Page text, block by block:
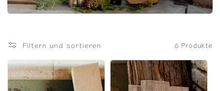
e
:
Filtern und sortieren 6 Produkte